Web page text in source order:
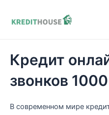
Кредит
звонков
В современном мире